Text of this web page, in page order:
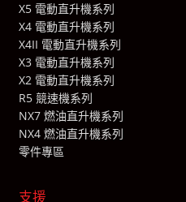
X5 電動直升機系列
X4 電動直升機系列
X4II 電動直升機系列
X3 電動直升機系列
X2 電動直升機系列
R5 競速機系列
NX7 燃油直升機系列
NX4 燃油直升機系列
零件專區
支援